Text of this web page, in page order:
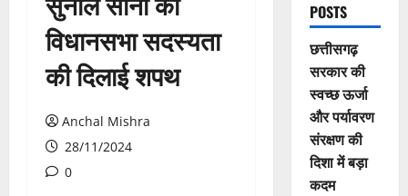
विधानसभा सदस्यता
की दिलाई शपथ
Anchal Mishra
28/11/2024
0
POSTS
छत्तीसगढ़
सरकार की
स्वच्छ ऊर्जा
और पर्यावरण
संरक्षण की
दिशा में बड़ा
कदम